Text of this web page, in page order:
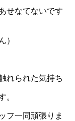
せなてないです
）
れられた気持ち
。
フ一同頑張りま